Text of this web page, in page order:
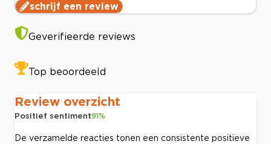
schrijf een review
Geverifieerde reviews
Top beoordeeld
Review overzicht
Positief sentiment91%
De verzamelde reacties tonen een consistente positieve